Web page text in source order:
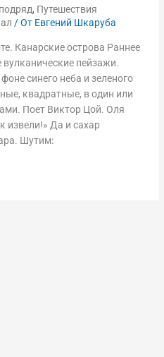
, Путешествия
/ От Евгений Шкаруба
Канарские острова Раннее
пейзажи.
синего неба и зеленого
квадратные, в один или
Поет Виктор Цой. Оля
извели!» Да и сахар
Шутим: